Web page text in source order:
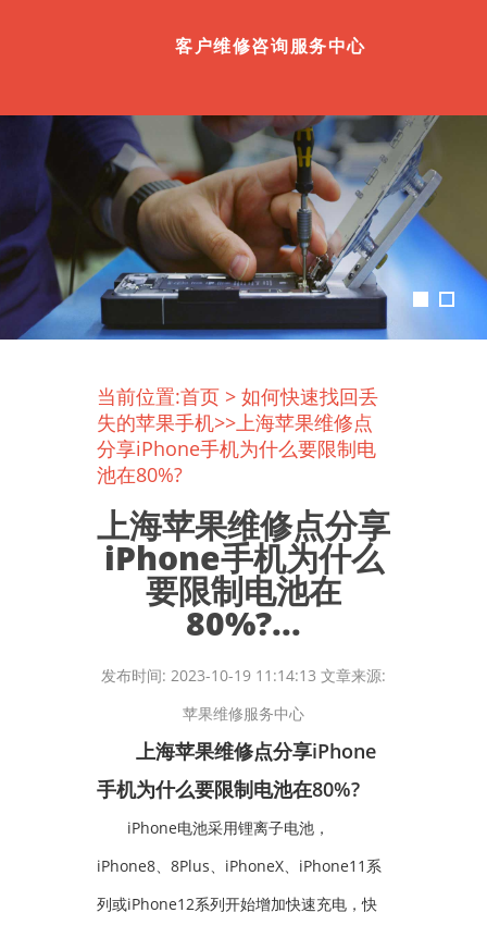
客户维修咨询服务中心
当前位置:首页 > 如何快速找回丢
失的苹果手机>>上海苹果维修点
分享iPhone手机为什么要限制电
池在80%?
上海苹果维修点分享
iPhone手机为什么
要限制电池在
80%?...
发布时间: 2023-10-19 11:14:13 文章来源:
苹果维修服务中心
上海苹果维修点分享iPhone
手机为什么要限制电池在80%?
iPhone电池采用锂离子电池，
iPhone8、8Plus、iPhoneX、iPhone11系
列或iPhone12系列开始增加快速充电，快